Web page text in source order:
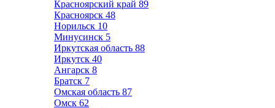
Красноярский край 89
Красноярск 48
Норильск 10
Минусинск 5
Иркутская область 88
Иркутск 40
Ангарск 8
Братск 7
Омская область 87
Омск 62